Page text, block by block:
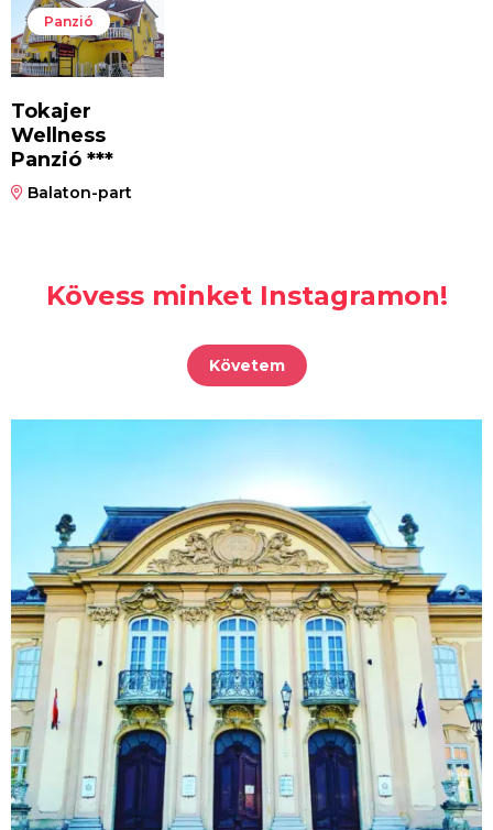
Panzió
Tokajer
Wellness
Panzió ***
Balaton-part
Kövess minket Instagramon!
Követem